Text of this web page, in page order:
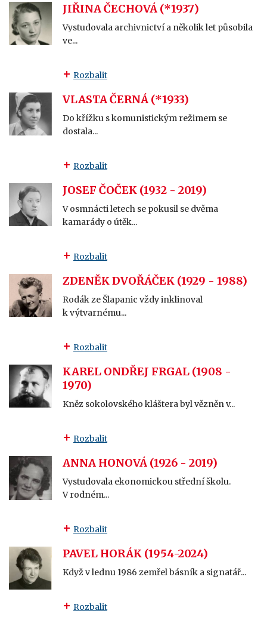
JIŘINA ČECHOVÁ (*1937)
Vystudovala archivnictví a několik let působila
ve...
Rozbalit
VLASTA ČERNÁ (*1933)
Do křížku s komunistickým režimem se
dostala...
Rozbalit
JOSEF ČOČEK (1932 - 2019)
V osmnácti letech se pokusil se dvěma
kamarády o útěk...
Rozbalit
ZDENĚK DVOŘÁČEK (1929 - 1988)
Rodák ze Šlapanic vždy inklinoval
k výtvarnému...
Rozbalit
KAREL ONDŘEJ FRGAL (1908 -
1970)
Kněz sokolovského kláštera byl vězněn v...
Rozbalit
ANNA HONOVÁ (1926 - 2019)
Vystudovala ekonomickou střední školu.
V rodném...
Rozbalit
PAVEL HORÁK (1954-2024)
Když v lednu 1986 zemřel básník a signatář...
Rozbalit